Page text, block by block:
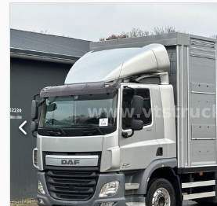
Verkauf und Service sämtlicher
Pferdetransporter und Trailer. Bitte um
Terminabsprache. unter Richard Theurer